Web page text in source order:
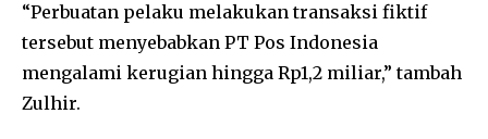
“Perbuatan pelaku melakukan transaksi fiktif
tersebut menyebabkan PT Pos Indonesia
mengalami kerugian hingga Rp1,2 miliar,” tambah
Zulhir.